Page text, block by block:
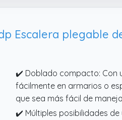
Escalera plegable
✔️ Doblado compacto: Con
fácilmente en armarios o
que sea más fácil de
✔️ Múltiples posibilidades